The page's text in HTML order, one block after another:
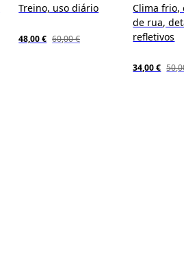
Treino, uso diário
48,00 € 60,00 €
Clima frio,
de rua,
refletivos
34,00 €